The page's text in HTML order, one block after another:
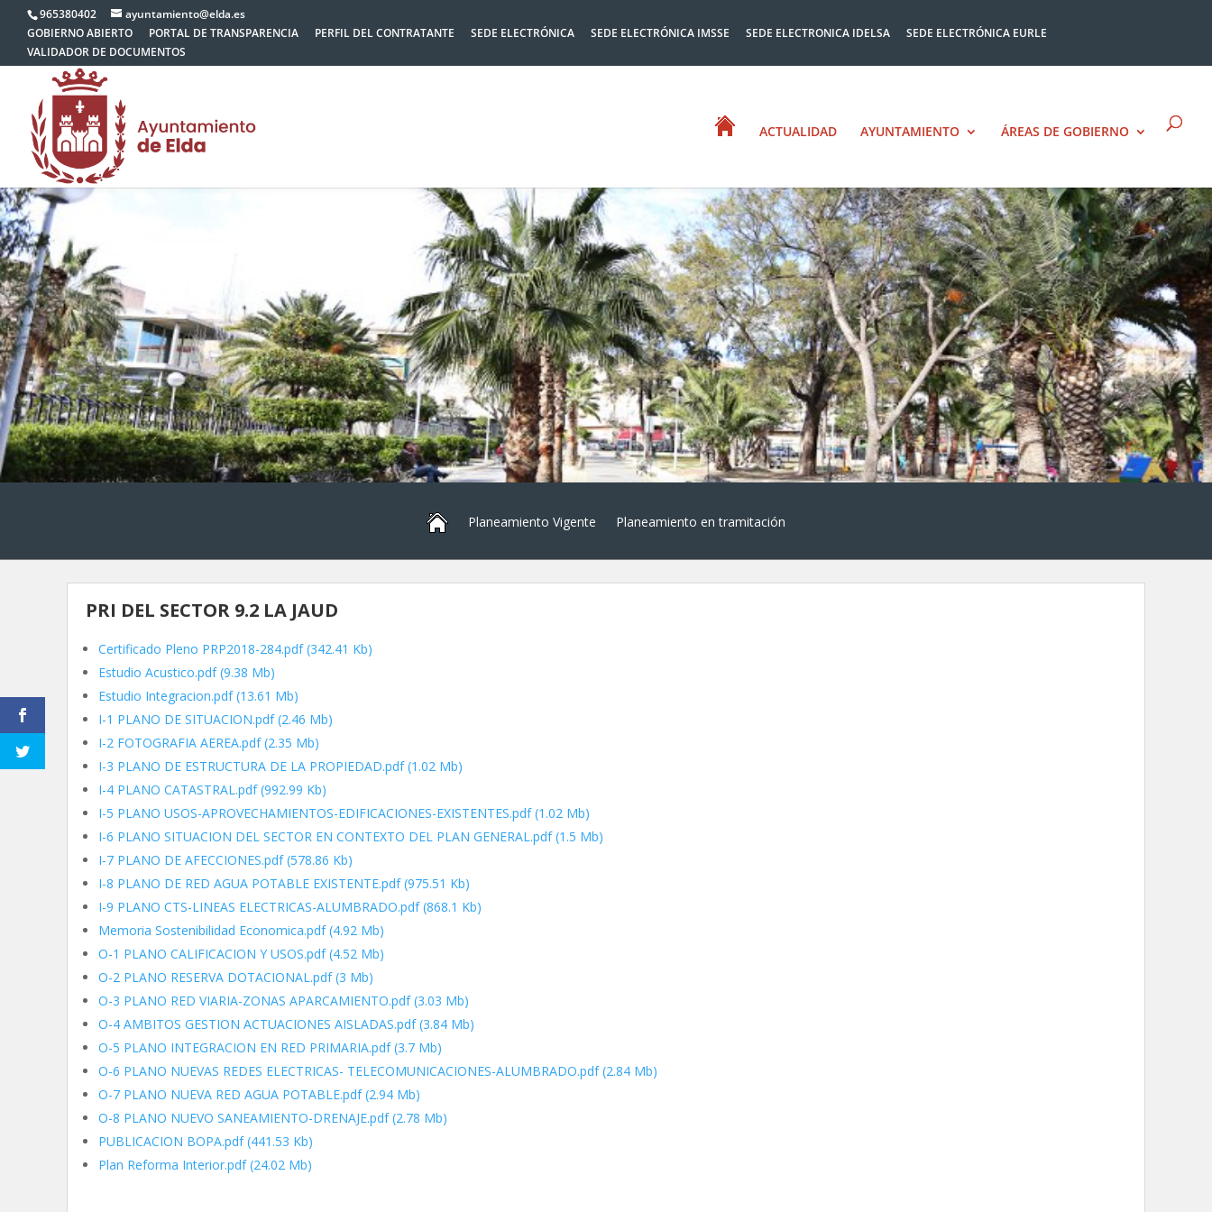
965380402
ayuntamiento@elda.es
GOBIERNO ABIERTO
PORTAL DE TRANSPARENCIA PERFIL DEL CONTRATANTE SEDE ELECTRÓNICA SEDE ELECTRÓNICA IMSSE SEDE ELECTRONICA IDELSA
SEDE ELECTRÓNICA EURLE
VALIDADOR DE DOCUMENTOS
ACTUALIDAD AYUNTAMIENTO ÁREAS DE GOBIERNO
Planeamiento Vigente Planeamiento en tramitación
PRI DEL SECTOR 9.2 LA JAUD
Certificado Pleno PRP2018-284.pdf(342.41 Kb)
Estudio Acustico.pdf(9.38 Mb)
Estudio Integracion.pdf(13.61 Mb)
I-1 PLANO DE SITUACION.pdf(2.46 Mb)
I-2 FOTOGRAFIA AEREA.pdf(2.35 Mb)
I-3 PLANO DE ESTRUCTURA DE LA PROPIEDAD.pdf(1.02 Mb)
I-4 PLANO CATASTRAL.pdf(992.99 Kb)
I-5 PLANO USOS-APROVECHAMIENTOS-EDIFICACIONES-EXISTENTES.pdf(1.02 Mb)
I-6 PLANO SITUACION DEL SECTOR EN CONTEXTO DEL PLAN GENERAL.pdf(1.5 Mb)
I-7 PLANO DE AFECCIONES.pdf(578.86 Kb)
I-8 PLANO DE RED AGUA POTABLE EXISTENTE.pdf(975.51 Kb)
I-9 PLANO CTS-LINEAS ELECTRICAS-ALUMBRADO.pdf(868.1 Kb)
Memoria Sostenibilidad Economica.pdf(4.92 Mb)
O-1 PLANO CALIFICACION Y USOS.pdf(4.52 Mb)
O-2 PLANO RESERVA DOTACIONAL.pdf(3 Mb)
O-3 PLANO RED VIARIA-ZONAS APARCAMIENTO.pdf(3.03 Mb)
O-4 AMBITOS GESTION ACTUACIONES AISLADAS.pdf(3.84 Mb)
O-5 PLANO INTEGRACION EN RED PRIMARIA.pdf(3.7 Mb)
O-6 PLANO NUEVAS REDES ELECTRICAS- TELECOMUNICACIONES-ALUMBRADO.pdf(2.84 Mb)
O-7 PLANO NUEVA RED AGUA POTABLE.pdf(2.94 Mb)
O-8 PLANO NUEVO SANEAMIENTO-DRENAJE.pdf(2.78 Mb)
PUBLICACION BOPA.pdf(441.53 Kb)
Plan Reforma Interior.pdf(24.02 Mb)